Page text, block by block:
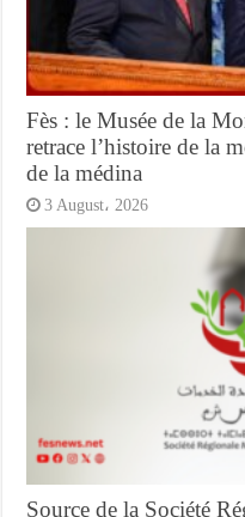
Fès : le Musée de la
retrace l’histoire de la
de la médina
3 August، 2026
Source de la Société